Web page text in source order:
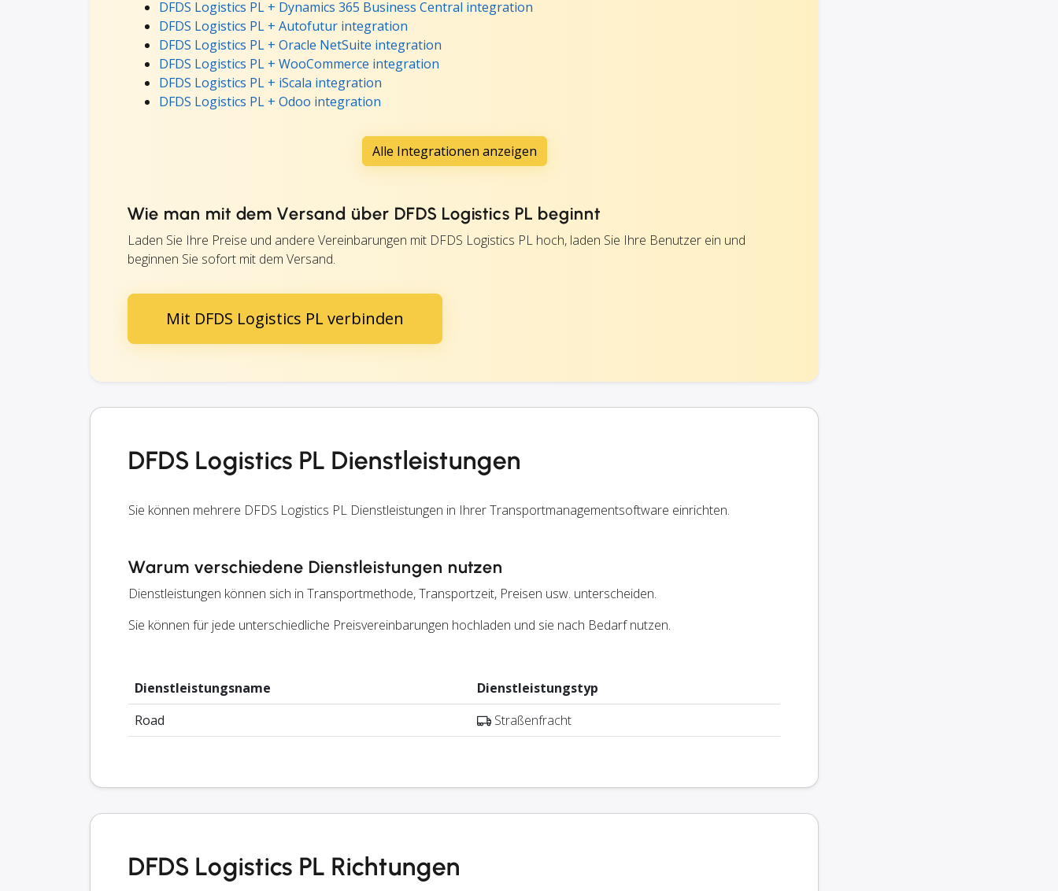
DFDS Logistics PL + Dynamics 365 Business Central integration
DFDS Logistics PL + Autofutur integration
DFDS Logistics PL + Oracle NetSuite integration
DFDS Logistics PL + WooCommerce integration
DFDS Logistics PL + iScala integration
DFDS Logistics PL + Odoo integration
Alle Integrationen anzeigen
Wie man mit dem Versand über DFDS Logistics PL beginnt
Laden Sie Ihre Preise und andere Vereinbarungen mit DFDS Logistics PL hoch, laden Sie Ihre Benutzer ein und
beginnen Sie sofort mit dem Versand.
Mit DFDS Logistics PL verbinden
DFDS Logistics PL Dienstleistungen
Sie können mehrere DFDS Logistics PL Dienstleistungen in Ihrer Transportmanagementsoftware einrichten.
Warum verschiedene Dienstleistungen nutzen
Dienstleistungen können sich in Transportmethode, Transportzeit, Preisen usw. unterscheiden.
Sie können für jede unterschiedliche Preisvereinbarungen hochladen und sie nach Bedarf nutzen.
Dienstleistungsname
Dienstleistungstyp
Road
Straßenfracht
DFDS Logistics PL Richtungen